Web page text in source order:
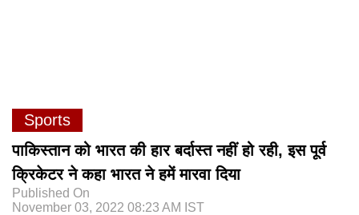
Sports
पाकिस्तान को भारत की हार बर्दास्त नहीं हो रही, इस पूर्व
क्रिकेटर ने कहा भारत ने हमें मारवा दिया
Published On
November 03, 2022 08:23 AM IST